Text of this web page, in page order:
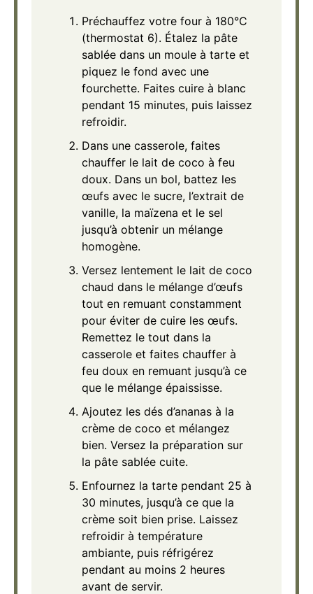
Préchauffez votre four à 180°C
(thermostat 6). Étalez la pâte
sablée dans un moule à tarte et
piquez le fond avec une
fourchette. Faites cuire à blanc
pendant 15 minutes, puis laissez
refroidir.
Dans une casserole, faites
chauffer le lait de coco à feu
doux. Dans un bol, battez les
œufs avec le sucre, l’extrait de
vanille, la maïzena et le sel
jusqu’à obtenir un mélange
homogène.
Versez lentement le lait de coco
chaud dans le mélange d’œufs
tout en remuant constamment
pour éviter de cuire les œufs.
Remettez le tout dans la
casserole et faites chauffer à
feu doux en remuant jusqu’à ce
que le mélange épaississe.
Ajoutez les dés d’ananas à la
crème de coco et mélangez
bien. Versez la préparation sur
la pâte sablée cuite.
Enfournez la tarte pendant 25 à
30 minutes, jusqu’à ce que la
crème soit bien prise. Laissez
refroidir à température
ambiante, puis réfrigérez
pendant au moins 2 heures
avant de servir.